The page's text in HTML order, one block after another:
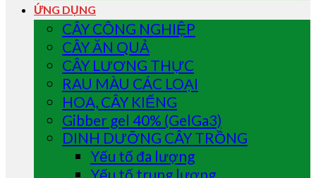
ỨNG DỤNG
CÂY CÔNG NGHIỆP
CÂY ĂN QUẢ
CÂY LƯƠNG THỰC
RAU MÀU CÁC LOẠI
HOA, CÂY KIỂNG
Gibber gel 40% (GelGa3)
DINH DƯỠNG CÂY TRỒNG
Yếu tố đa lượng
Yếu tố trung lượng